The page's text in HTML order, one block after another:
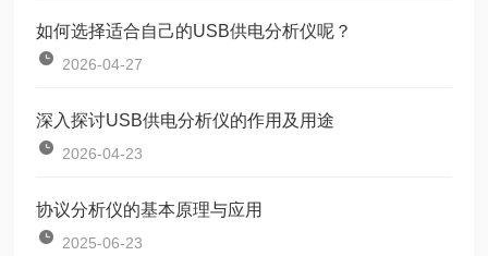
如何选择适合自己的USB供电分析仪呢？
2026-04-27
深入探讨USB供电分析仪的作用及用途
2026-04-23
协议分析仪的基本原理与应用
2025-06-23